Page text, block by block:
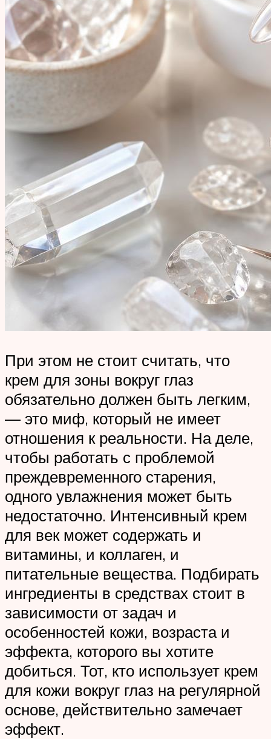
При этом не стоит считать, что
крем для зоны вокруг глаз
обязательно должен быть легким,
— это миф, который не имеет
отношения к реальности. На деле,
чтобы работать с проблемой
преждевременного старения,
одного увлажнения может быть
недостаточно. Интенсивный крем
для век может содержать и
витамины, и коллаген, и
питательные вещества. Подбирать
ингредиенты в средствах стоит в
зависимости от задач и
особенностей кожи, возраста и
эффекта, которого вы хотите
добиться. Тот, кто использует крем
для кожи вокруг глаз на регулярной
основе, действительно замечает
эффект.